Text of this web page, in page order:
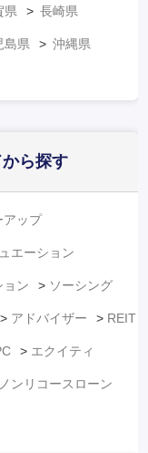
県 長崎県
島県 沖縄県
から探す
アップ
エーション
ョン ソーシング
アドバイザー REIT
エクイティ
ノンリコースローン